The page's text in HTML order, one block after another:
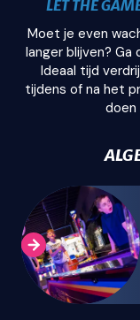
LET THE
Moet je even
langer blijven? Ga
Ideaal tijd
tijdens of na het
doen